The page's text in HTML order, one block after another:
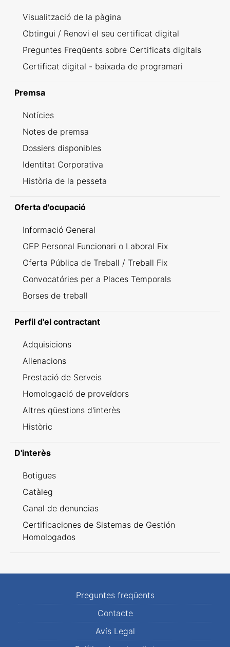
Visualització de la pàgina
Obtingui / Renovi el seu certificat digital
Preguntes Freqüents sobre Certificats digitals
Certificat digital - baixada de programari
Premsa
Notícies
Notes de premsa
Dossiers disponibles
Identitat Corporativa
Història de la pesseta
Oferta d'ocupació
Informació General
OEP Personal Funcionari o Laboral Fix
Oferta Pública de Treball / Treball Fix
Convocatóries per a Places Temporals
Borses de treball
Perfil d'el contractant
Adquisicions
Alienacions
Prestació de Serveis
Homologació de proveïdors
Altres qüestions d'interès
Històric
D'interès
Botigues
Catàleg
Canal de denuncias
Certificaciones de Sistemas de Gestión
Homologados
Preguntes freqüents
Contacte
Avís Legal